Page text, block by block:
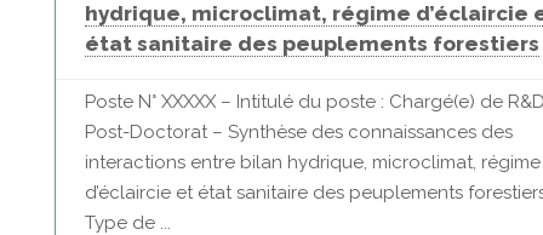
hydrique, microclimat, régime d’éclaircie
état sanitaire des peuplements forestiers
Poste N° XXXXX – Intitulé du poste : Chargé(e) de
Post-Doctorat – Synthèse des connaissances des
interactions entre bilan hydrique, microclimat, régime
d’éclaircie et état sanitaire des peuplements
Type de ...